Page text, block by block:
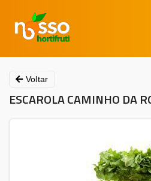
Voltar
ESCAROLA CAMINHO DA